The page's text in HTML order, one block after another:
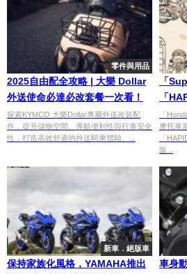
零件與用品
2025自由配全攻略 | 大樂 Dollar
外送使命必達必改套餐一次看！
探索KYMCO 大樂Dollar專屬外送改裝配
件，提升儲物空間、導航便利性與行車安全
性，打造高效舒適的外送騎乘體驗。...
「
「
【
「
摩托車
「
阪...
新車．絕版車
保持家族化風格，YAMAHA推出
車身